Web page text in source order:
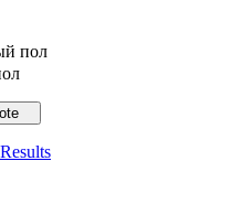
пол